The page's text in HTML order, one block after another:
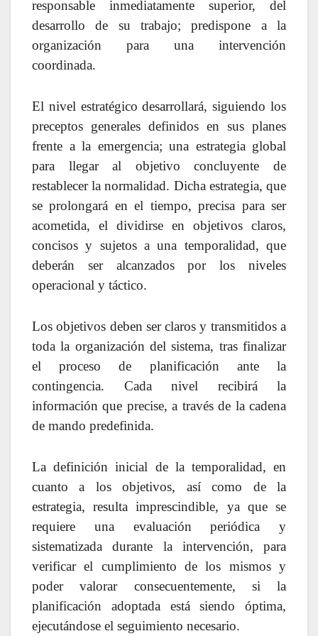
responsable inmediatamente superior, del
desarrollo de su trabajo; predispone a la
organización para una intervención
coordinada.
El nivel estratégico desarrollará, siguiendo los
preceptos generales definidos en sus planes
frente a la emergencia; una estrategia global
para llegar al objetivo concluyente de
restablecer la normalidad. Dicha estrategia, que
se prolongará en el tiempo, precisa para ser
acometida, el dividirse en objetivos claros,
concisos y sujetos a una temporalidad, que
deberán ser alcanzados por los niveles
operacional y táctico.
Los objetivos deben ser claros y transmitidos a
toda la organización del sistema, tras finalizar
el proceso de planificación ante la
contingencia. Cada nivel recibirá la
información que precise, a través de la cadena
de mando predefinida.
La definición inicial de la temporalidad, en
cuanto a los objetivos, así como de la
estrategia, resulta imprescindible, ya que se
requiere una evaluación periódica y
sistematizada durante la intervención, para
verificar el cumplimiento de los mismos y
poder valorar consecuentemente, si la
planificación adoptada está siendo óptima,
ejecutándose el seguimiento necesario.